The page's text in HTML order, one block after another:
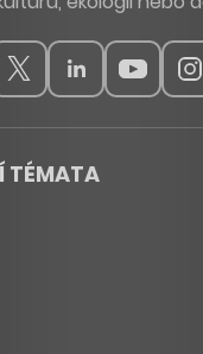
TÉMATA